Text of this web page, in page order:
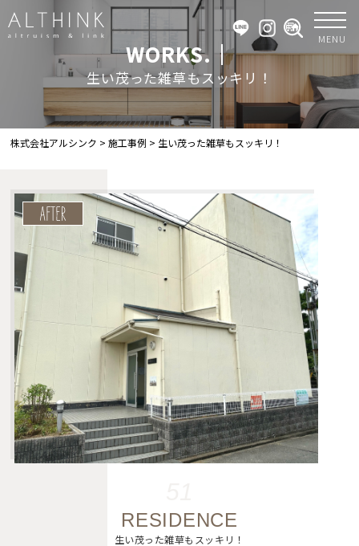
MENU
WORKS.｜
生い茂った雑草もスッキリ！
株式会社アルシンク >施工事例 > 生い茂った雑草もスッキリ！
RESIDENCE
生い茂った雑草もスッキリ！